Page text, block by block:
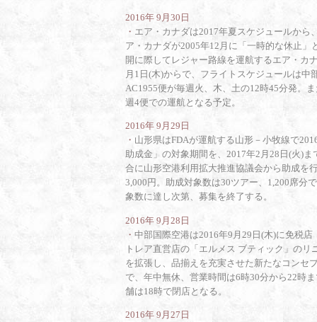
2016年 9月30日
・ エア・カナダは2017年夏スケジュールか
ア・カナダが2005年12月に「一時的な休止
開に際してレジャー路線を運航するエア・カ
月1日(木)からで、フライトスケジュールは
AC1955便が毎週火、木、土の12時45分発。
週4便での運航となる予定。
2016年 9月29日
・ 山形県はFDAが運航する山形－小牧線で
助成金」の対象期間を、2017年2月28日(火)
合に山形空港利用拡大推進協議会から助成を
3,000円。助成対象数は30ツアー、1,200席分
象数に達し次第、募集を終了する。
2016年 9月28日
・ 中部国際空港は2016年9月29日(木)に免税
トレア直営店の「エルメス ブティック」の
を拡張し、品揃えを充実させた新たなコンセ
で、年中無休、営業時間は6時30分から22時
舗は18時で閉店となる。
2016年 9月27日